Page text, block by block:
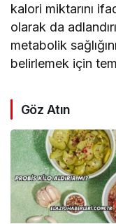
kalori miktarını
olarak da
metabolik
belirlemek için
Göz Atın